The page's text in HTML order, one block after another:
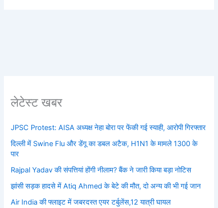
लेटेस्ट खबर
JPSC Protest: AISA अध्यक्ष नेहा बोरा पर फेंकी गई स्याही, आरोपी गिरफ्तार
दिल्ली में Swine Flu और डेंगू का डबल अटैक, H1N1 के मामले 1300 के
पार
Rajpal Yadav की संपत्तियां होंगी नीलाम? बैंक ने जारी किया बड़ा नोटिस
झांसी सड़क हादसे में Atiq Ahmed के बेटे की मौत, दो अन्य की भी गई जान
Air India की फ्लाइट में जबरदस्त एयर टर्बुलेंस,12 यात्री घायल